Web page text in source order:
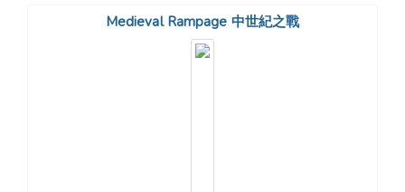
Medieval Rampage 中世紀之戰